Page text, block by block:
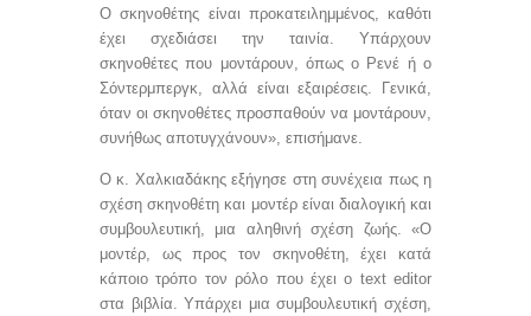
Ο σκηνοθέτης είναι προκατειλημμένος, καθότι
έχει σχεδιάσει την ταινία. Υπάρχουν
σκηνοθέτες που μοντάρουν, όπως ο Ρενέ ή ο
Σόντερμπεργκ, αλλά είναι εξαιρέσεις. Γενικά,
όταν οι σκηνοθέτες προσπαθούν να μοντάρουν,
συνήθως αποτυγχάνουν», επισήμανε.
Ο κ. Χαλκιαδάκης εξήγησε στη συνέχεια πως η
σχέση σκηνοθέτη και μοντέρ είναι διαλογική και
συμβουλευτική, μια αληθινή σχέση ζωής. «Ο
μοντέρ, ως προς τον σκηνοθέτη, έχει κατά
κάποιο τρόπο τον ρόλο που έχει ο text editor
στα βιβλία. Υπάρχει μια συμβουλευτική σχέση,